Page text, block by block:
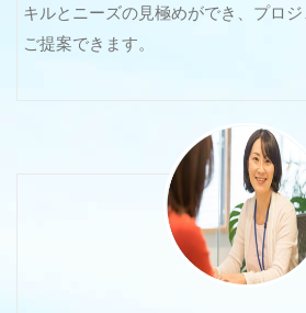
キルとニーズの見極めができ、プロ
ご提案できます。